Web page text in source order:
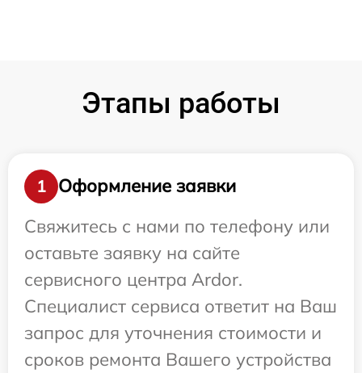
Этапы работы
1
Оформление заявки
Свяжитесь с нами по телефону или
оставьте заявку на сайте
сервисного центра Ardor.
Специалист сервиса ответит на Ваш
запрос для уточнения стоимости и
сроков ремонта Вашего устройства